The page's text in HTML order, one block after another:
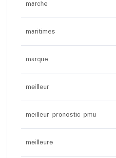
marche
maritimes
marque
meilleur
meilleur pronostic pmu
meilleure